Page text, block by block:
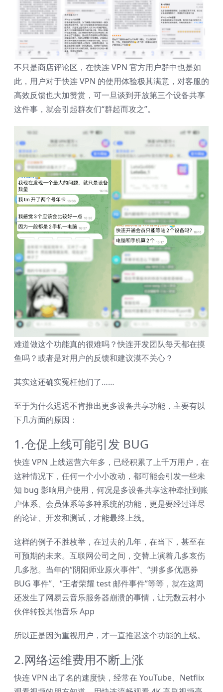
不只是商店评论区，在快连 VPN 官方用户群中也是如
此，用户对于快连 VPN 的使用体验极其满意，对客服的
高效反馈也大加赞赏，可一旦谈到开放第三个设备共享
这件事，就会引起群友们“群起而攻之”。
难道做这个功能真的很难吗？快连开发团队每天都在摸
鱼吗？或者是对用户的反馈和建议漠不关心？
其实这还确实冤枉他们了……
至于为什么迟迟不肯推出更多设备共享功能，主要有以
下几方面的原因：
1.仓促上线可能引发 BUG
快连 VPN 上线运营六年多，已经积累了上千万用户，在
这种情况下，任何一个小小改动，都可能会引发一些未
知 bug 影响用户使用，何况是多设备共享这种牵扯到账
户体系、会员体系等多种系统的功能，更是要经过详尽
的论证、开发和测试，才能最终上线。
这样的例子不胜枚举，在过去的几年，在当下，甚至在
可预期的未来。互联网公司之间，交替上演着几多哀伤
几多愁。当年的“阴阳师业原火事件”、“拼多多优惠券
BUG 事件”、“王者荣耀 test 邮件事件”等等，就在这周
还发生了网易云音乐服务器崩溃的事情，让无数云村小
伙伴转投其他音乐 App
所以正是因为重视用户，才一直推迟这个功能的上线。
2.网络运维费用不断上涨
快连 VPN 出了名的速度快，经常在 YouTube、Netflix